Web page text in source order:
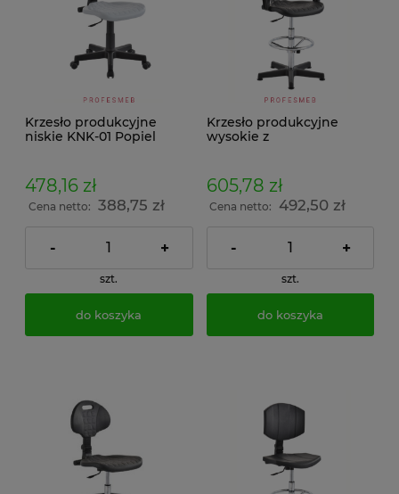
Krzesło produkcyjne
niskie KNK-01 Popiel
478,16 zł
Cena netto: 388,75 zł
- +
szt.
do koszyka
Krzesło produkcyjne
wysokie z
605,78 zł
Cena netto: 492,50 zł
- +
szt.
do koszyka